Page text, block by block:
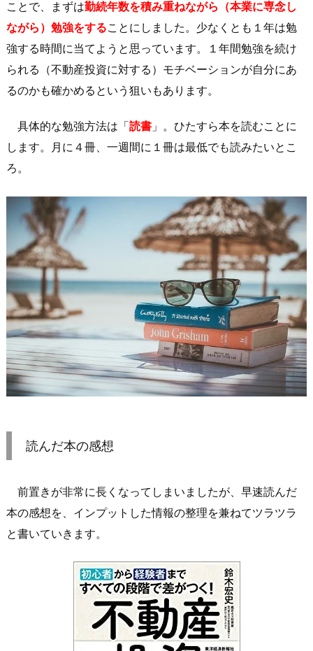
ことで、まずは勤続年数を積み重ねながら（本業に専念し
ながら）勉強をすることにしました。少なくとも１年は勉
強する時間に当てようと思っています。１年間勉強を続け
られる（不動産投資に対する）モチベーションが自分にあ
るのかも確かめるという狙いもあります。
具体的な勉強方法は「読書 」。ひたすら本を読むことに
します。月に４冊、一週間に１冊は最低でも読みたいとこ
ろ。
読んだ本の感想
前置きが非常に長くなってしまいましたが、早速読んだ
本の感想を、インプットした情報の整理を兼ねてツラツラ
と書いていきます。